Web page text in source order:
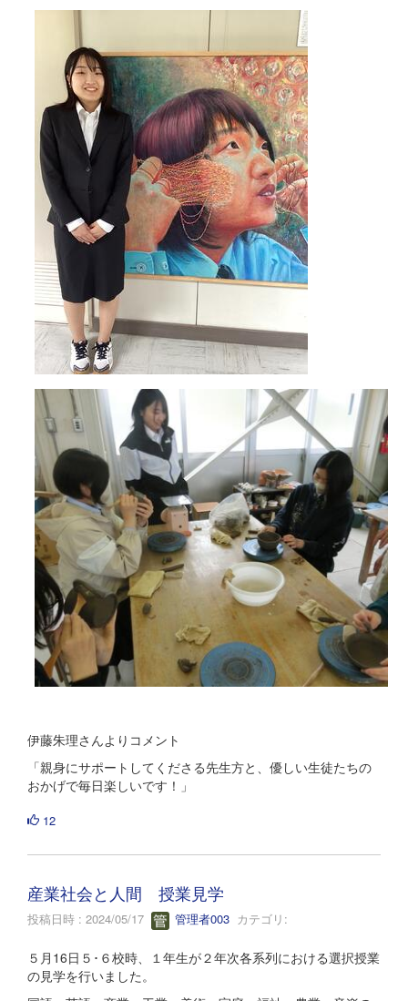
伊藤朱理さんよりコメント
「親身にサポートしてくださる先生方と、優しい生徒たちの
おかげで毎日楽しいです！」
12
産業社会と人間 授業見学
投稿日時 : 2024/05/17 管理者003 カテゴリ:
５月16日５･６校時、１年生が２年次各系列における選択授業
の見学を行いました。